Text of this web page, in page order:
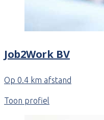
Job2Work BV
Op 0.4 km afstand
Toon profiel